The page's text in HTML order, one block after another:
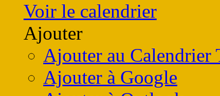
Voir le calendrier
Ajouter
Ajouter au Calendrier
Ajouter à Google